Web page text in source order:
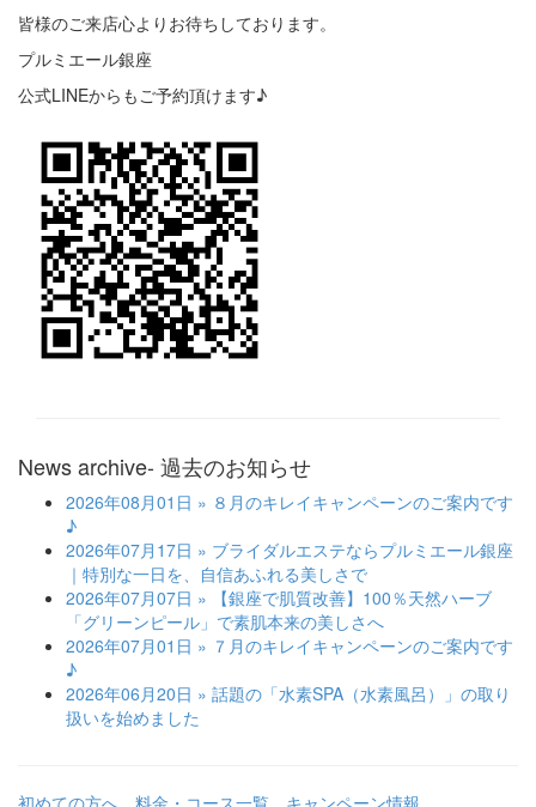
皆様のご来店心よりお待ちしております。
プルミエール銀座
公式LINEからもご予約頂けます♪
News archive- 過去のお知らせ
2026年08月01日 » ８月のキレイキャンペーンのご案内です
♪
2026年07月17日 » ブライダルエステならプルミエール銀座
｜特別な一日を、自信あふれる美しさで
2026年07月07日 » 【銀座で肌質改善】100％天然ハーブ
「グリーンピール」で素肌本来の美しさへ
2026年07月01日 » ７月のキレイキャンペーンのご案内です
♪
2026年06月20日 » 話題の「水素SPA（水素風呂）」の取り
扱いを始めました
初めての方へ 料金・コース一覧 キャンペーン情報